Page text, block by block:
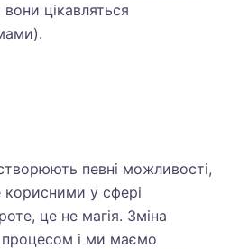
цікавляться
певні можливості,
у сфері
це не магія. Зміна
процесом і ми маємо